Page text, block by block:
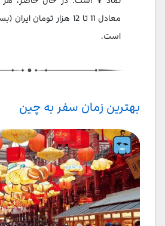
معادل 11 تا 12 هزار تومان
است.
بهترین زمان سفر به چین